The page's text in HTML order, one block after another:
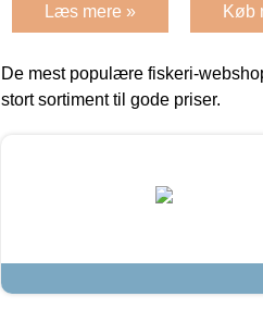
Læs mere » Køb
De mest populære fiskeri-
stort sortiment til gode priser.